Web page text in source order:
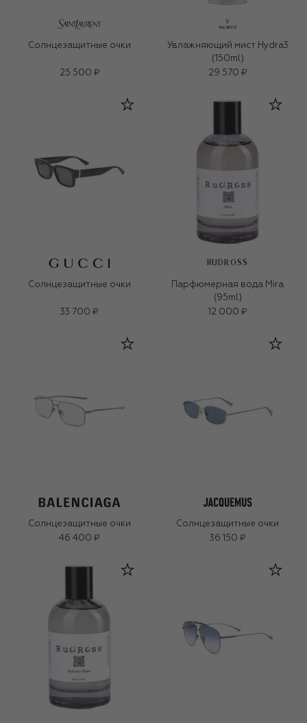
Солнцезащитные очки
25 500 ₽
Увлажняющий мист Hydra3
(150ml)
29 570 ₽
Солнцезащитные очки
33 700 ₽
RUDROSS
Парфюмерная вода Mira
(95ml)
12 000 ₽
Солнцезащитные очки
46 400 ₽
Солнцезащитные очки
36 150 ₽